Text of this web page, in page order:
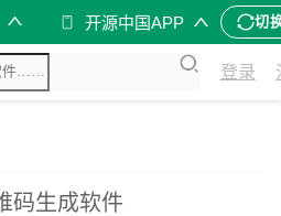
开源中国APP 切
登录
码生成软件